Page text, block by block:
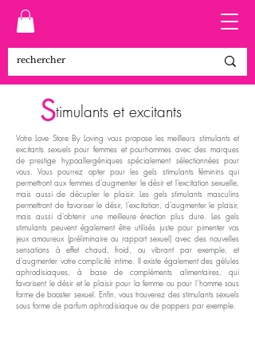
timulants et excitants
S
Votre Love Store By Loving vous propose les meilleurs stimulants et
excitants sexuels pour femmes et pourhommes avec des marques
de prestige hypoallergéniques spécialement sélectionnées pour
vous. Vous pourrez opter pour les gels stimulants féminins qui
permettront aux femmes d’augmenter le désir et l’excitation sexuelle,
mais aussi de décupler le plaisir. Les gels stimulants masculins
permettront de favoriser le désir, l’excitation, d’augmenter le plaisir,
mais aussi d’obtenir une meilleure érection plus dure. Les gels
stimulants peuvent également être utilisés juste pour pimenter vos
jeux amoureux (préliminaire ou rapport sexuel) avec des nouvelles
sensations à effet chaud, froid, ou vibrant par exemple, et
d’augmenter votre complicité intime. Il existe également des gélules
aphrodisiaques, à base de compléments alimentaires, qui
favorisent le désir et le plaisir pour la femme ou pour l’homme sous
forme de booster sexuel. Enfin, vous trouverez des stimulants sexuels
sous forme de parfum aphrodisiaque ou de poppers par exemple.